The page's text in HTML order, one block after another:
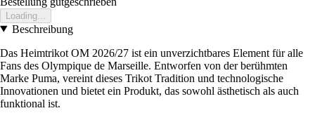
Loading...
Beschreibung
Das Heimtrikot OM 2026/27 ist ein unverzichtbares Element für alle
Fans des Olympique de Marseille. Entworfen von der berühmten
Marke Puma, vereint dieses Trikot Tradition und technologische
Innovationen und bietet ein Produkt, das sowohl ästhetisch als auch
funktional ist.